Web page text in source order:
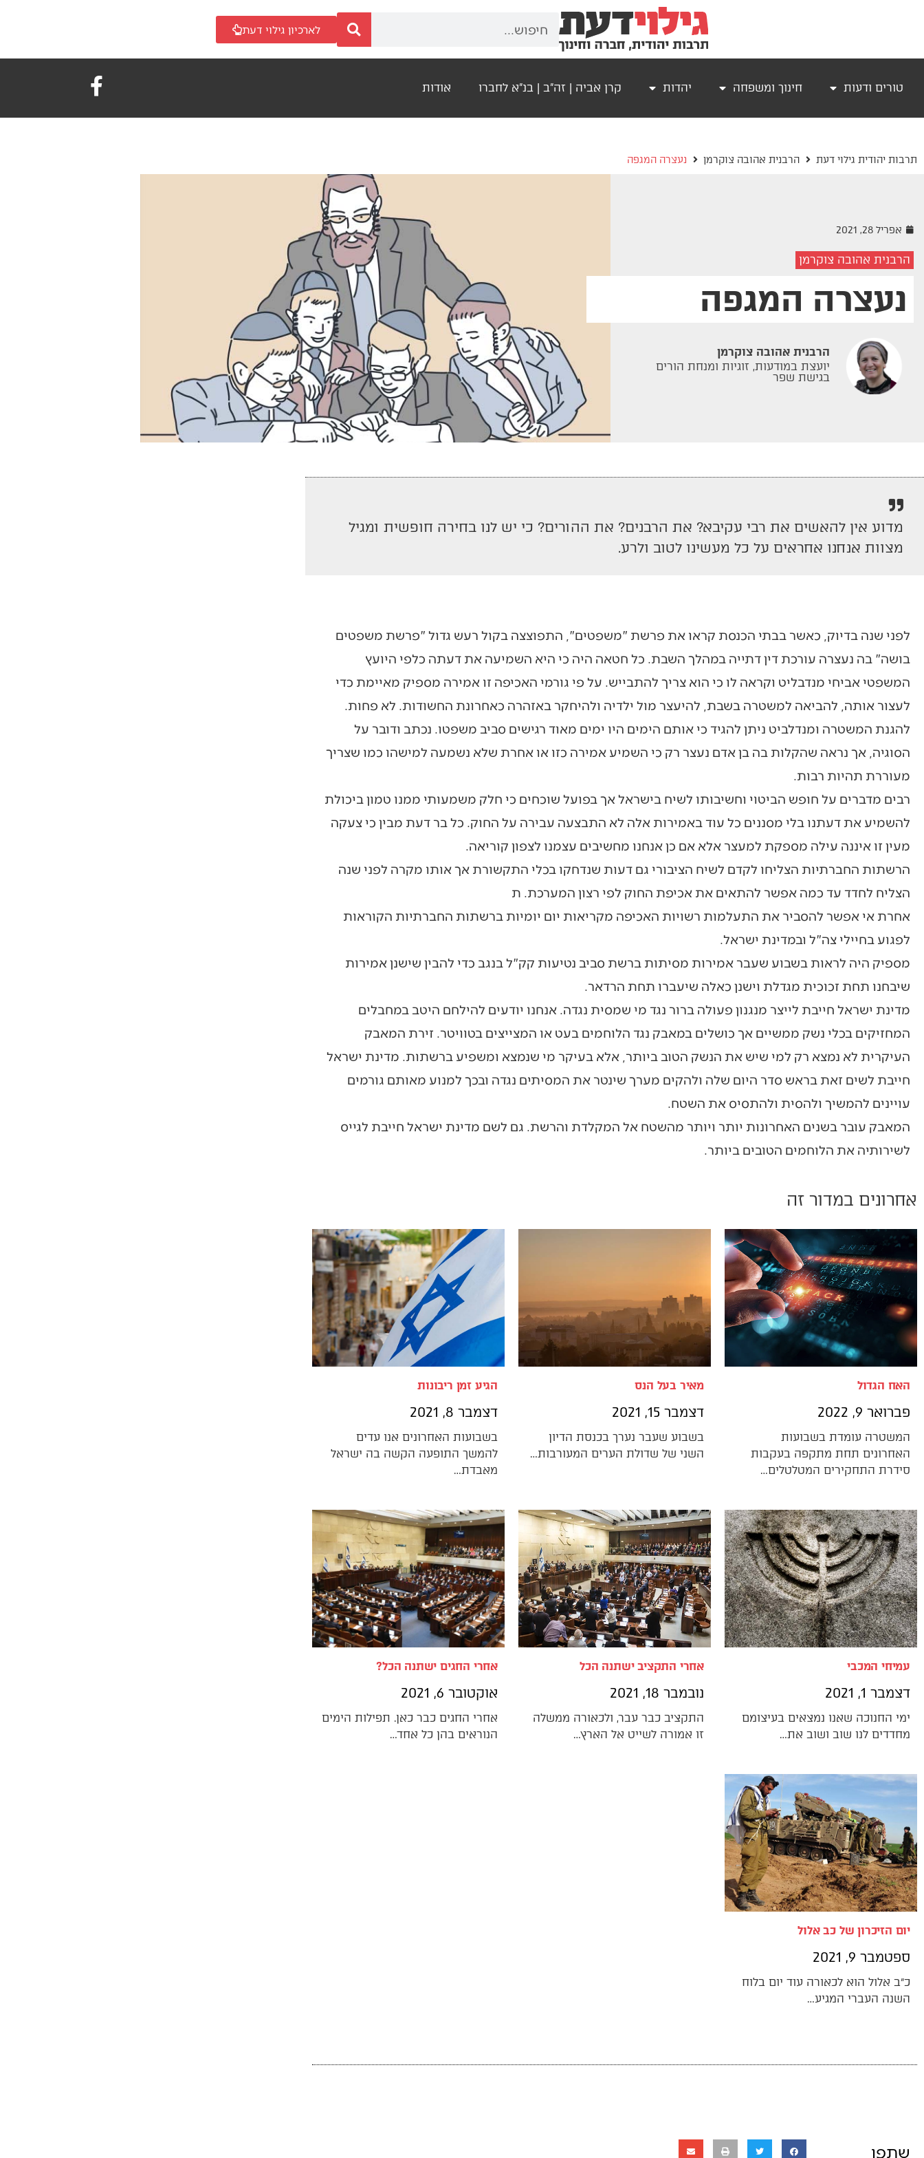
לארכיון גילוי דעת
טורים ודעות חינוך ומשפחה יהדות קרן אביה | זה"ב | בנ"א לחברו אודות
תרבות יהודית גילוי דעת הרבנית אהובה צוקרמן נעצרה המגפה
אפריל 28, 2021
הרבנית אהובה צוקרמן
נעצרה המגפה
הרבנית אהובה צוקרמן
יועצת במודעות, זוגיות ומנחת הורים
בגישת שפר
מדוע אין להאשים את רבי עקיבא? את הרבנים? את ההורים? כי יש לנו בחירה חופשית ומגיל
מצוות אנחנו אחראים על כל מעשינו לטוב ולרע.
לפני שנה בדיוק, כאשר בבתי הכנסת קראו את פרשת "משפטים", התפוצצה בקול רעש גדול "פרשת משפטים
בושה" בה נעצרה עורכת דין דתייה במהלך השבת. כל חטאה היה כי היא השמיעה את דעתה כלפי היועץ
המשפטי אביחי מנדבליט וקראה לו כי הוא צריך להתבייש. על פי גורמי האכיפה זו אמירה מספיק מאיימת כדי
לעצור אותה, להביאה למשטרה בשבת, להיעצר מול ילדיה ולהיחקר באזהרה כאחרונת החשודות. לא פחות.
להגנת המשטרה ומנדלביט ניתן להגיד כי אותם הימים היו ימים מאוד רגישים סביב משפטו. נכתב ודובר על
הסוגיה, אך נראה שהקלות בה בן אדם נעצר רק כי השמיע אמירה כזו או אחרת שלא נשמעה למישהו כמו שצריך
מעוררת תהיות רבות.
רבים מדברים על חופש הביטוי וחשיבותו לשיח בישראל אך בפועל שוכחים כי חלק משמעותי ממנו טמון ביכולת
להשמיע את דעתנו בלי מסננים כל עוד באמירות אלה לא התבצעה עבירה על החוק. כל בר דעת מבין כי צעקה
מעין זו איננה עילה מספקת למעצר אלא אם כן אנחנו מחשיבים עצמנו לצפון קוריאה.
הרשתות החברתיות הצליחו לקדם לשיח הציבורי גם דעות שנדחקו בכלי התקשורת אך אותו מקרה לפני שנה
הצליח לחדד עד כמה אפשר להתאים את אכיפת החוק לפי רצון המערכת. ת
אחרת אי אפשר להסביר את התעלמות רשויות האכיפה מקריאות יום יומיות ברשתות החברתיות הקוראות
לפגוע בחיילי צה"ל ובמדינת ישראל.
מספיק היה לראות בשבוע שעבר אמירות מסיתות ברשת סביב נטיעות קק"ל בנגב כדי להבין שישנן אמירות
שיבחנו תחת זכוכית מגדלת וישנן כאלה שיעברו תחת הרדאר.
מדינת ישראל חייבת לייצר מנגנון פעולה ברור נגד מי שמסית נגדה. אנחנו יודעים להילחם היטב במחבלים
המחזיקים בכלי נשק ממשיים אך כושלים במאבק נגד הלוחמים בעט או המצייצים בטוויטר. זירת המאבק
העיקרית לא נמצא רק למי שיש את הנשק הטוב ביותר, אלא בעיקר מי שנמצא ומשפיע ברשתות. מדינת ישראל
חייבת לשים זאת בראש סדר היום שלה ולהקים מערך שינטר את המסיתים נגדה ובכך למנוע מאותם גורמים
עויינים להמשיך ולהסית ולהתסיס את השטח.
המאבק עובר בשנים האחרונות יותר ויותר מהשטח אל המקלדת והרשת. גם לשם מדינת ישראל חייבת לגייס
לשירותיה את הלוחמים הטובים ביותר.
אחרונים במדור זה
האח הגדול
פברואר 9, 2022
המשטרה עומדת בשבועות
האחרונים תחת מתקפה בעקבות
סידרת התחקירים המטלטלים…
מאיר בעל הנס
דצמבר 15, 2021
בשבוע שעבר נערך בכנסת הדיון
השני של שדולת הערים המעורבות…
הגיע זמן ריבונות
דצמבר 8, 2021
בשבועות האחרונים אנו עדים
להמשך התופעה הקשה בה ישראל
מאבדת…
עמיחי המכבי
דצמבר 1, 2021
ימי החנוכה שאנו נמצאים בעיצומם
מחדדים לנו שוב ושוב את…
אחרי התקציב ישתנה הכל
נובמבר 18, 2021
התקציב כבר עבר, ולכאורה ממשלה
זו אמורה לשייט אל הארץ…
אחרי החגים ישתנה הכל?
אוקטובר 6, 2021
אחרי החגים כבר כאן. תפילות הימים
הנוראים בהן כל אחד…
יום הזיכרון של כב אלול
ספטמבר 9, 2021
כ״ב אלול הוא לכאורה עוד יום בלוח
השנה העברי המגיע…
שתפו